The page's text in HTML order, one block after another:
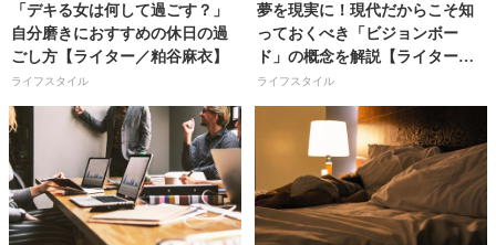
「デキる女は何して過ごす？」
自分磨きにおすすめの休日の過
ごし方【ライター／粕谷麻衣】
ライフスタイル
夢を現実に！現代だからこそ知
っておくべき「ビジョンボー
ド」の概念を解説【ライター／
粕谷麻衣】
ライフスタイル